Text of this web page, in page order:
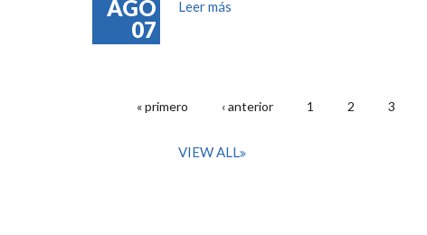
AGO
07
Leer más
PÁGINAS
« primero ‹ anterior 1 2 3
VIEW ALL